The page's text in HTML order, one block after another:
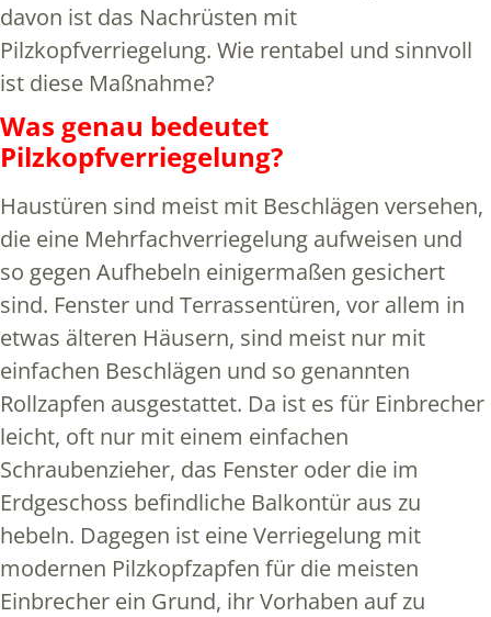
davon ist das Nachrüsten mit
Pilzkopfverriegelung. Wie rentabel und sinnvoll
ist diese Maßnahme?
Was genau bedeutet
Pilzkopfverriegelung?
Haustüren sind meist mit Beschlägen versehen,
die eine Mehrfachverriegelung aufweisen und
so gegen Aufhebeln einigermaßen gesichert
sind. Fenster und Terrassentüren, vor allem in
etwas älteren Häusern, sind meist nur mit
einfachen Beschlägen und so genannten
Rollzapfen ausgestattet. Da ist es für Einbrecher
leicht, oft nur mit einem einfachen
Schraubenzieher, das Fenster oder die im
Erdgeschoss befindliche Balkontür aus zu
hebeln. Dagegen ist eine Verriegelung mit
modernen Pilzkopfzapfen für die meisten
Einbrecher ein Grund, ihr Vorhaben auf zu